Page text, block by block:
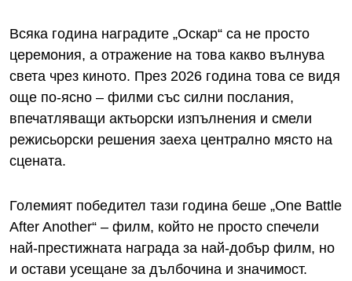
Всяка година наградите „Оскар“ са не просто
церемония, а отражение на това какво вълнува
света чрез киното. През 2026 година това се видя
още по-ясно – филми със силни послания,
впечатляващи актьорски изпълнения и смели
режисьорски решения заеха централно място на
сцената.
Големият победител тази година беше „One Battle
After Another“ – филм, който не просто спечели
най-престижната награда за най-добър филм, но
и остави усещане за дълбочина и значимост.